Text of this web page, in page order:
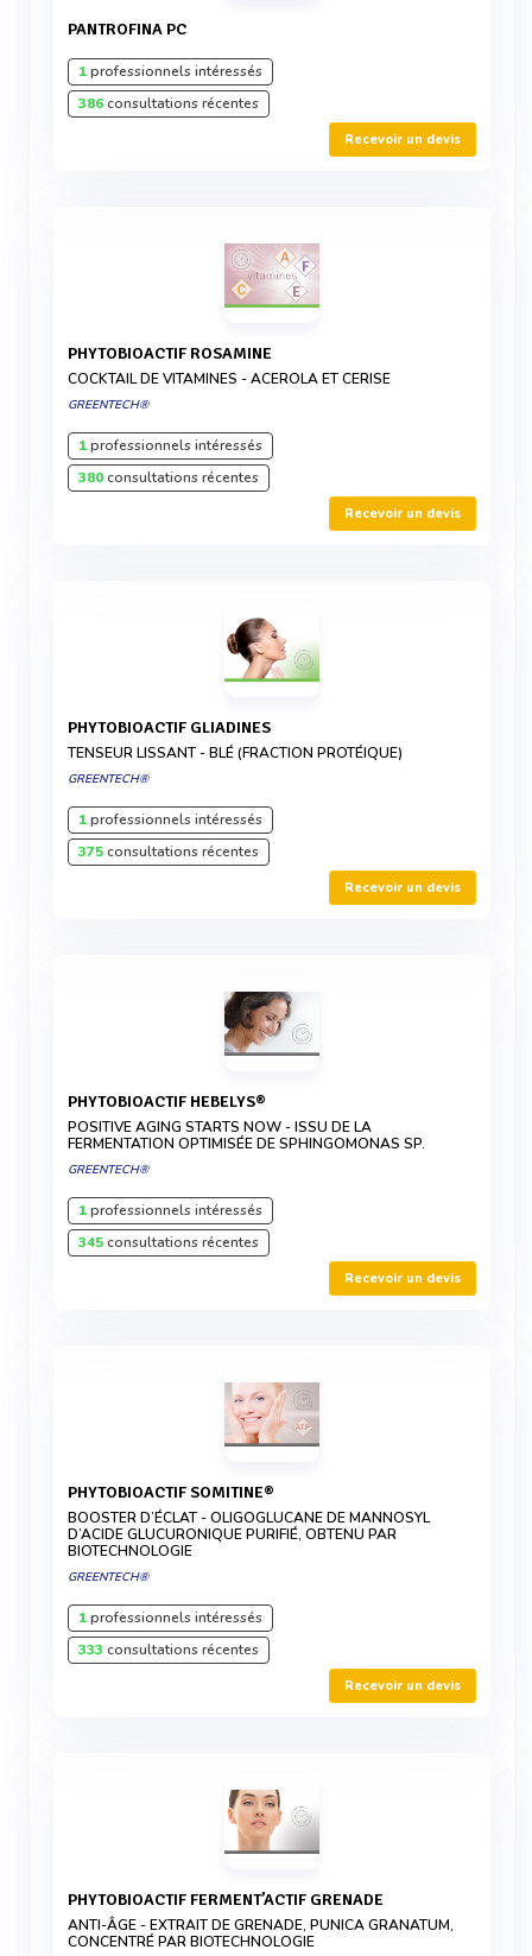
PANTROFINA PC
1professionnels intéressés
386consultations récentes
Recevoir un devis
PHYTOBIOACTIF ROSAMINE
COCKTAIL DE VITAMINES - ACEROLA ET CERISE
GREENTECH®
1professionnels intéressés
380consultations récentes
Recevoir un devis
PHYTOBIOACTIF GLIADINES
TENSEUR LISSANT - BLÉ (FRACTION PROTÉIQUE)
GREENTECH®
1professionnels intéressés
375consultations récentes
Recevoir un devis
PHYTOBIOACTIF HEBELYS®
POSITIVE AGING STARTS NOW - ISSU DE LA
FERMENTATION OPTIMISÉE DE SPHINGOMONAS SP.
GREENTECH®
1professionnels intéressés
345consultations récentes
Recevoir un devis
PHYTOBIOACTIF SOMITINE®
BOOSTER D’ÉCLAT - OLIGOGLUCANE DE MANNOSYL
D’ACIDE GLUCURONIQUE PURIFIÉ, OBTENU PAR
BIOTECHNOLOGIE
GREENTECH®
1professionnels intéressés
333 consultations récentes
Recevoir un devis
PHYTOBIOACTIF FERMENT’ACTIF GRENADE
ANTI-ÂGE - EXTRAIT DE GRENADE, PUNICA GRANATUM,
CONCENTRÉ PAR BIOTECHNOLOGIE